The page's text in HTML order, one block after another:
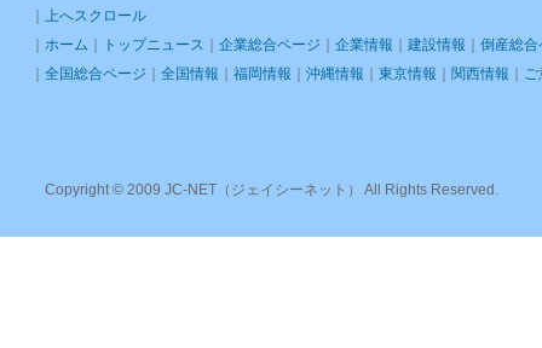
｜
上へスクロール
｜ ホーム ｜ トップニュース ｜ 企業総合ページ ｜ 企業情報 ｜ 建設情報 ｜ 倒産総合
｜ 全国総合ページ ｜ 全国情報 ｜ 福岡情報 ｜ 沖縄情報 ｜ 東京情報 ｜ 関西情報 ｜
Copyright © 2009 JC-NET（ジェイシーネット） All Rights Reserved.